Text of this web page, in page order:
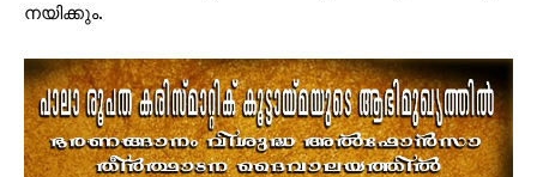
നയിക്കും.